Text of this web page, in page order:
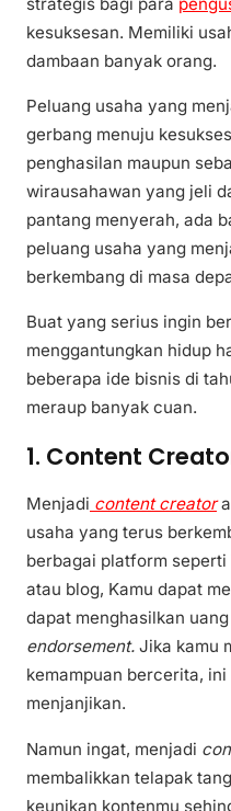
kesuksesan. Memiliki
dambaan banyak orang.
Peluang usaha yang
gerbang menuju
penghasilan maupun
wirausahawan yang jeli
pantang menyerah, ada
peluang usaha yang
berkembang di masa
Buat yang serius ingin
menggantungkan hidup
beberapa ide bisnis di
meraup banyak cuan.
1. Content
Menjadi content creator
usaha yang terus
berbagai platform seperti
atau blog, Kamu dapat
dapat menghasilkan
endorsement. Jika kamu
kemampuan bercerita,
menjanjikan.
Namun ingat, menjadi
membalikkan telapak
keunikan kontenmu